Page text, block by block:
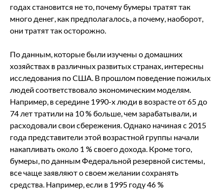
годах становится не то, почему бумеры тратят так
много денег, как предполагалось, а почему, наоборот,
они тратят так осторожно.
По данным, которые были изучены о домашних
хозяйствах в различных развитых странах, интересны
исследования по США. В прошлом поведение пожилых
людей соответствовало экономическим моделям.
Например, в середине 1990-х люди в возрасте от 65 до
74 лет тратили на 10 % больше, чем зарабатывали, и
расходовали свои сбережения. Однако начиная с 2015
года представители этой возрастной группы начали
накапливать около 1 % своего дохода. Кроме того,
бумеры, по данным Федеральной резервной системы,
все чаще заявляют о своем желании сохранять
средства. Например, если в 1995 году 46 %